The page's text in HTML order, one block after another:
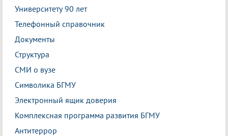
Университету 90 лет
Телефонный справочник
Документы
Структура
СМИ о вузе
Символика БГМУ
Электронный ящик доверия
Комплексная программа развития БГМУ
Антитеррор